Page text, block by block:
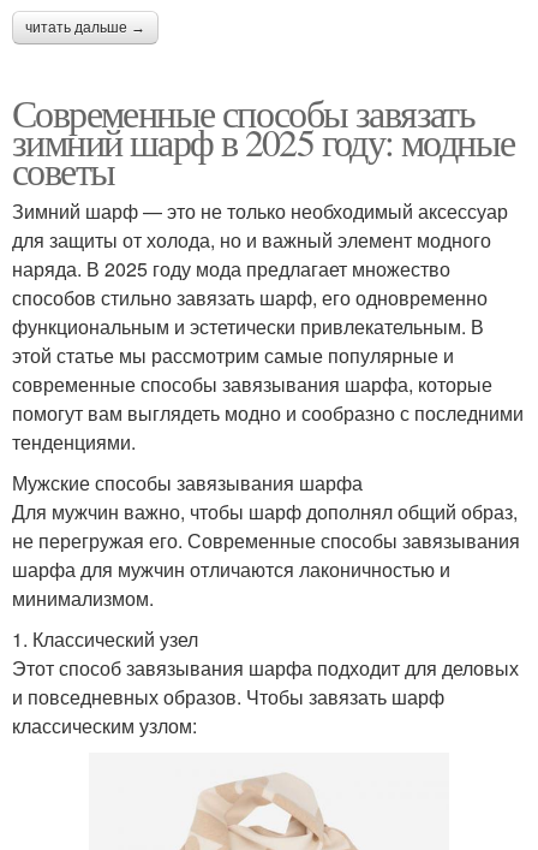
читать дальше →
Современные способы завязать
зимний шарф в 2025 году: модные
советы
Зимний шарф — это не только необходимый аксессуар
для защиты от холода, но и важный элемент модного
наряда. В 2025 году мода предлагает множество
способов стильно завязать шарф, его одновременно
функциональным и эстетически привлекательным. В
этой статье мы рассмотрим самые популярные и
современные способы завязывания шарфа, которые
помогут вам выглядеть модно и сообразно с последними
тенденциями.
Мужские способы завязывания шарфа
Для мужчин важно, чтобы шарф дополнял общий образ,
не перегружая его. Современные способы завязывания
шарфа для мужчин отличаются лаконичностью и
минимализмом.
1. Классический узел
Этот способ завязывания шарфа подходит для деловых
и повседневных образов. Чтобы завязать шарф
классическим узлом: